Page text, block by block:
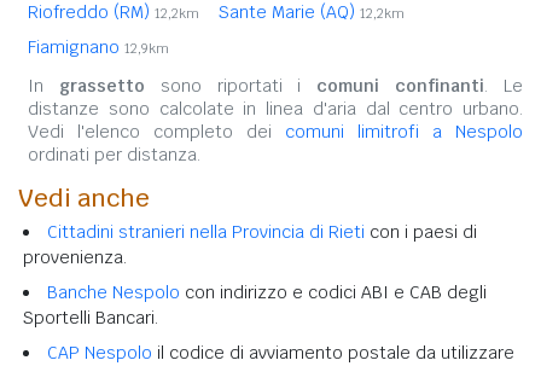
Riofreddo (RM) 12,2km Sante Marie (AQ) 12,2km
Fiamignano 12,9km
In grassetto sono riportati i comuni confinanti. Le
distanze sono calcolate in linea d'aria dal centro urbano.
Vedi l'elenco completo dei comuni limitrofi a Nespolo
ordinati per distanza.
Vedi anche
Cittadini stranieri nella Provincia di Rieti con i paesi di
provenienza.
Banche Nespolo con indirizzo e codici ABI e CAB degli
Sportelli Bancari.
CAP Nespolo il codice di avviamento postale da utilizzare